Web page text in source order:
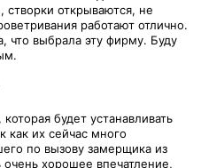
створки открываются, не
работают отлично.
что выбрала эту фирму. Буду
будет устанавливать
как их сейчас много
по вызову замерщика из
хорошее впечатление,